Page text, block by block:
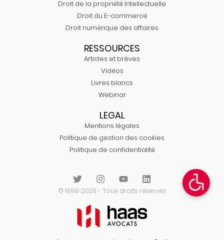
Droit de la propriété Intellectuelle
Droit du E-commerce
Droit numérique des affaires
RESSOURCES
Articles et brèves
Vidéos
Livres blancs
Webinar
LEGAL
Mentions légales
Politique de gestion des cookies
Politique de confidentialité
© 1998-2026 - Tous droits réservés